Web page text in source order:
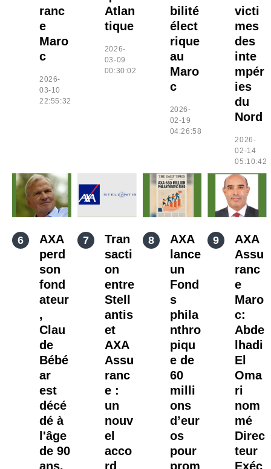
ranc
e
Maro
c
2026-
03-10
22:55:32
Atlan
tique
2026-
03-09
00:30:02
bilité
élect
rique
au
Maro
c
2026-
02-19
04:26:58
victi
mes
des
inte
mpér
ies
du
Nord
2026-
02-14
05:10:42
AXA
perd
son
fond
ateur
,
Clau
de
Bébé
ar
est
décé
dé à
l'âge
de 90
ans.
Tran
sacti
on
entre
Stell
antis
et
AXA
Assu
ranc
e :
un
nouv
el
acco
rd
AXA
lance
un
Fond
s
phila
nthro
piqu
e de
60
milli
ons
d’eur
os
pour
prom
AXA
Assu
ranc
e
Maro
c:
Abde
lhadi
El
Oma
ri
nom
mé
Direc
teur
Exéc